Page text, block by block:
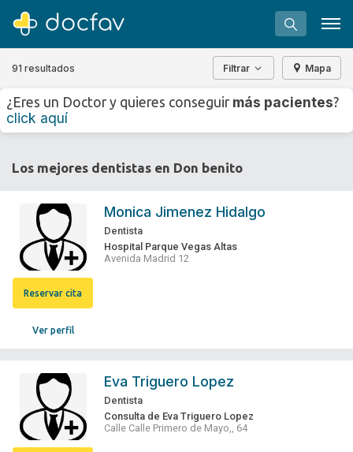
Software para clínicas
¿Eres un doctor?
91 resultados Filtrar Mapa
¿Eres un Doctor y quieres conseguir más pacientes?
click aquí
Los mejores dentistas en Don benito
Ver perfil
Reservar cita
Monica Jimenez Hidalgo
Dentista
Hospital Parque Vegas Altas
Avenida Madrid 12
Eva Triguero Lopez
Dentista
Consulta de Eva Triguero Lopez
Calle Calle Primero de Mayo,, 64
+ −
⇧
»
©OpenStreetMapcontributors.